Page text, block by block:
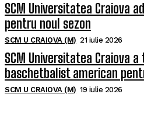
SCM Universitatea Craiova
pentru noul sezon
SCM U CRAIOVA (M) 21 iulie 2026
SCM Universitatea Craiova
baschetbalist american
SCM U CRAIOVA (M) 19 iulie 2026